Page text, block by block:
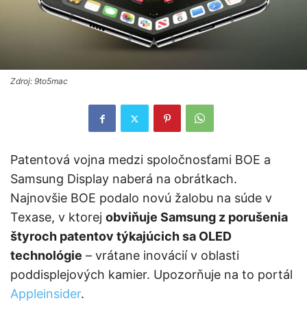
Zdroj: 9to5mac
Patentová vojna medzi spoločnosťami BOE a
Samsung Display naberá na obrátkach.
Najnovšie BOE podalo novú žalobu na súde v
Texase, v ktorej obviňuje Samsung z porušenia
štyroch patentov týkajúcich sa OLED
technológie – vrátane inovácií v oblasti
poddisplejových kamier. Upozorňuje na to portál
Appleinsider.